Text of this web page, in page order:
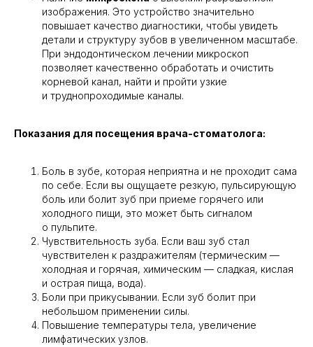
изображения. Это устройство значительно
повышает качество диагностики, чтобы увидеть
детали и структуру зубов в увеличенном масштабе.
При эндодонтическом лечении микроскоп
позволяет качественно обработать и очистить
корневой канал, найти и пройти узкие
и труднопроходимые каналы.
Показания для посещения врача-стоматолога:
Боль в зубе, которая неприятна и не проходит сама
по себе. Если вы ощущаете резкую, пульсирующую
боль или болит зуб при приеме горячего или
холодного пищи, это может быть сигналом
о пульпите.
Чувствительность зуба. Если ваш зуб стал
чувствителен к раздражителям (термическим —
холодная и горячая, химическим — сладкая, кислая
и острая пища, вода).
Боли при прикусывании. Если зуб болит при
небольшом применении силы.
Повышение температуры тела, увеличение
лимфатических узлов.